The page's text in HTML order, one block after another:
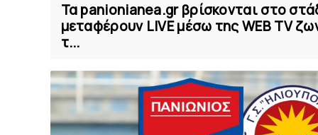
Τα panionianea.gr βρίσκονται στο
μεταφέρουν LIVE μέσω της WEB TV
τ...